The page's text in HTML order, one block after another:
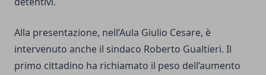
Alla presentazione, nell’Aula Giulio Cesare, è
intervenuto anche il sindaco Roberto Gualtieri. Il
primo cittadino ha richiamato il peso dell’aumento